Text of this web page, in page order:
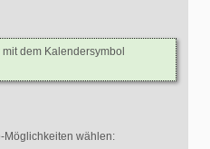
dem Kalendersymbol
Möglichkeiten wählen: